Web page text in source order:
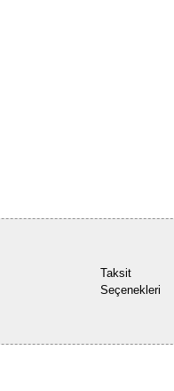
Taksit
Seçenekleri